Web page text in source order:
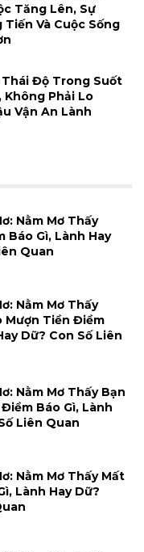
Tăng Lên, Sự
Và Cuộc Sống
Thái Độ Trong Suốt
Không Phải Lo
Vận An Lành
Nằm Mơ Thấy
Báo Gì, Lành Hay
Quan
Nằm Mơ Thấy
Mượn Tiền Điềm
Dữ? Con Số Liên
Nằm Mơ Thấy Bạn
Báo Gì, Lành
Liên Quan
Nằm Mơ Thấy Mất
Lành Hay Dữ?